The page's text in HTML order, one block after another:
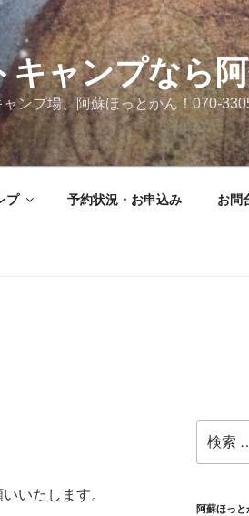
キャンプなら
ンプ場、阿蘇ほっとかん！070-
プ 予約状況・お申込み お問
いたします。
索:
阿蘇ほっ